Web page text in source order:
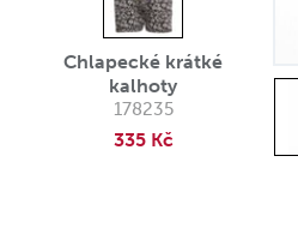
Chlapecké krátké
kalhoty
178235
335 Kč